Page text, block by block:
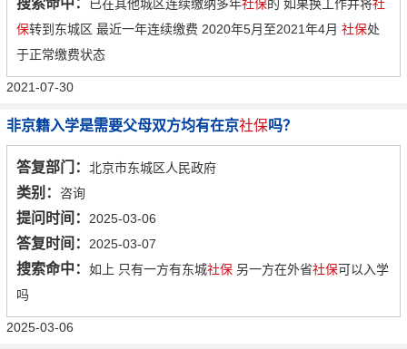
搜索命中： 已在其他城区连续缴纳多年社保的 如果换工作并将社
保转到东城区 最近一年连续缴费 2020年5月至2021年4月 社保处
于正常缴费状态
2021-07-30
非京籍入学是需要父母双方均有在京社保吗？
答复部门： 北京市东城区人民政府
类别： 咨询
提问时间： 2025-03-06
答复时间： 2025-03-07
搜索命中： 如上 只有一方有东城社保 另一方在外省社保可以入学
吗
2025-03-06